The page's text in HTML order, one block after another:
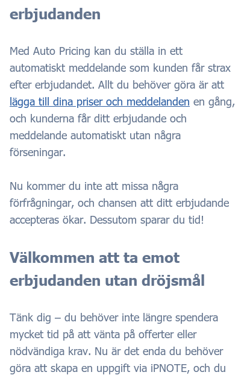
erbjudanden
Med Auto Pricing kan du ställa in ett
automatiskt meddelande som kunden får strax
efter erbjudandet. Allt du behöver göra är att
lägga till dina priser och meddelanden en gång,
och kunderna får ditt erbjudande och
meddelande automatiskt utan några
förseningar.
Nu kommer du inte att missa några
förfrågningar, och chansen att ditt erbjudande
accepteras ökar. Dessutom sparar du tid!
Välkommen att ta emot
erbjudanden utan dröjsmål
Tänk dig – du behöver inte längre spendera
mycket tid på att vänta på offerter eller
nödvändiga krav. Nu är det enda du behöver
göra att skapa en uppgift via iPNOTE, och du